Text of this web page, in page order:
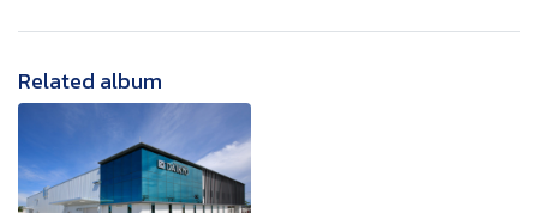
Related album